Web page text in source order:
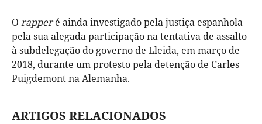
O rapperé ainda investigado pela justiça espanhola
pela sua alegada participação na tentativa de assalto
à subdelegação do governo de Lleida, em março de
2018, durante um protesto pela detenção de Carles
Puigdemont na Alemanha.
ARTIGOS RELACIONADOS